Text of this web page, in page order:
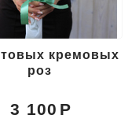
кремовых
роз
3 100